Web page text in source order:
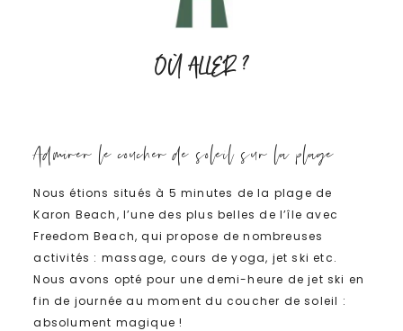
OÙ ALLER ?
Admirer le coucher de soleil sur la plage
Nous étions situés à 5 minutes de la plage de
Karon Beach, l’une des plus belles de l’île avec
Freedom Beach, qui propose de nombreuses
activités : massage, cours de yoga, jet ski etc.
Nous avons opté pour une demi-heure de jet ski en
fin de journée au moment du coucher de soleil :
absolument magique !